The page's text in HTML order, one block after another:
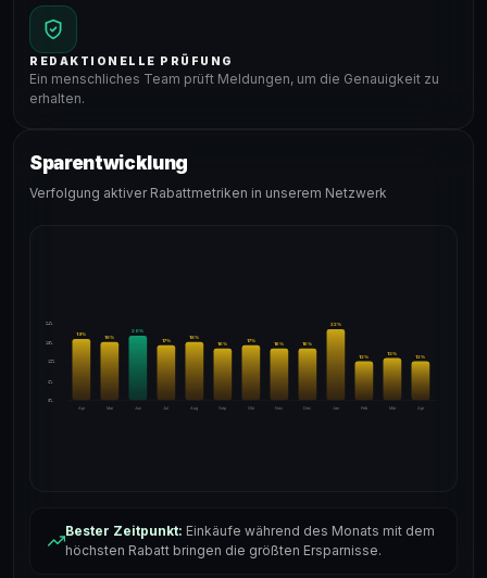
REDAKTIONELLE PRÜFUNG
Ein menschliches Team prüft Meldungen, um die Genauigkeit zu
erhalten.
Sparentwicklung
Verfolgung aktiver Rabattmetriken in unserem Netzwerk
24%
18%
12%
6%
0%
Apr
19%
Mai
18%
Jun
20%
Jul
17%
Aug
18%
Sep
16%
Okt
17%
Nov
16%
Dez
16%
Jan
22%
Feb
12%
Mär
13%
Apr
12%
Bester Zeitpunkt: Einkäufe während des Monats mit dem
höchsten Rabatt bringen die größten Ersparnisse.